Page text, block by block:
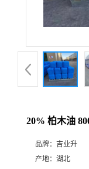
20% 柏木油
品牌： 吉业升
产地： 湖北